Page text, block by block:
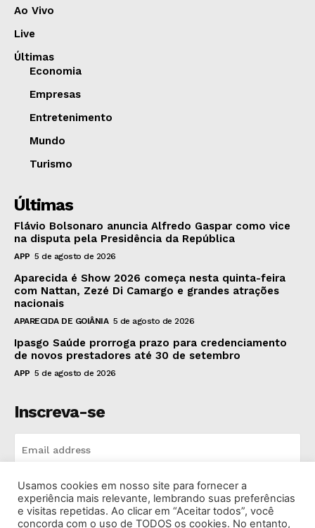
Ao Vivo
Live
Últimas
Economia
Empresas
Entretenimento
Mundo
Turismo
Últimas
Flávio Bolsonaro anuncia Alfredo Gaspar como vice
na disputa pela Presidência da República
APP 5 de agosto de 2026
Aparecida é Show 2026 começa nesta quinta-feira
com Nattan, Zezé Di Camargo e grandes atrações
nacionais
APARECIDA DE GOIÂNIA 5 de agosto de 2026
Ipasgo Saúde prorroga prazo para credenciamento
de novos prestadores até 30 de setembro
APP 5 de agosto de 2026
Inscreva-se
INSCREVA-SE
I've read and accept the Privacy Policy.
Usamos cookies em nosso site para fornecer a
experiência mais relevante, lembrando suas preferências
e visitas repetidas. Ao clicar em “Aceitar todos”, você
concorda com o uso de TODOS os cookies. No entanto,